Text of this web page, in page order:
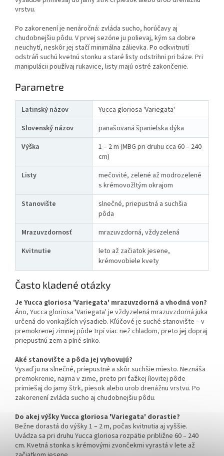
vrstvu.
Po zakorenení je nenáročná: zvláda sucho, horúčavy aj
chudobnejšiu pôdu. V prvej sezóne ju polievaj, kým sa dobre
neuchytí, neskôr jej stačí minimálna zálievka. Po odkvitnutí
odstráň suchú kvetnú stonku a staré listy odstrihni pri báze. Pri
manipulácii používaj rukavice, listy majú ostré zakončenie.
Parametre
Latinský názov
Yucca gloriosa 'Variegata'
Slovenský názov
panašovaná španielska dýka
Výška
1 – 2 m (MBG pri druhu cca 60 – 240
cm)
Listy
mečovité, zelené až modrozelené
s krémovožltým okrajom
Stanovište
slnečné, priepustná a suchšia
pôda
Mrazuvzdornosť
mrazuvzdorná, vždyzelená
Kvitnutie
leto až začiatok jesene,
krémovobiele kvety
Často kladené otázky
Je Yucca gloriosa 'Variegata' mrazuvzdorná a vhodná von?
Áno, Yucca gloriosa 'Variegata' je vždyzelená mrazuvzdorná juka
určená do vonkajších výsadieb. Kľúčové je suché stanovište – v
premokrenej zimnej pôde trpí viac než chladom, preto jej dopraj
priepustnú zem a plné slnko.
Aké stanovište a pôda jej vyhovujú?
Vysaď ju na slnečné, priepustné a skôr suchšie miesto. Neznáša
premokrenie, najmä v zime, preto pri ťažkej ílovitej pôde
primiešaj do jamy štrk, piesok alebo urob drenážnu vrstvu. Po
zakorenení zvláda sucho aj chudobnejšiu pôdu.
Do akej výšky Yucca gloriosa 'Variegata' dorastie?
Bežne dorastá do výšky 1 – 2 m, počas kvitnutia aj vyššie.
Uvádza sa pri druhu Yucca gloriosa rozpätie približne 60 – 240
cm. Kvetná stonka s krémovými zvončekmi vyrastá v lete až